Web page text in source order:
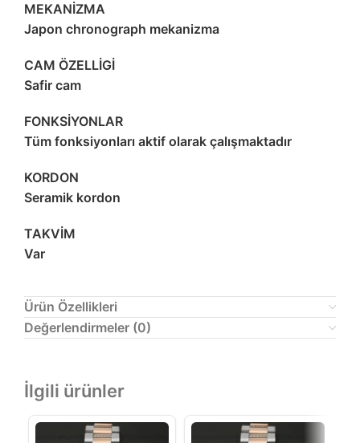
MEKANİZMA
Japon chronograph mekanizma
CAM ÖZELLİGİ
Safir cam
FONKSİYONLAR
Tüm fonksiyonları aktif olarak çalışmaktadır
KORDON
Seramik kordon
TAKVİM
Var
Ürün Özellikleri
Değerlendirmeler (0)
İlgili ürünler